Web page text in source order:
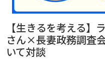
【生きるを考える】
さん×長妻政務調査
いて対談